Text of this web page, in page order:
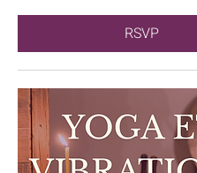
RSVP